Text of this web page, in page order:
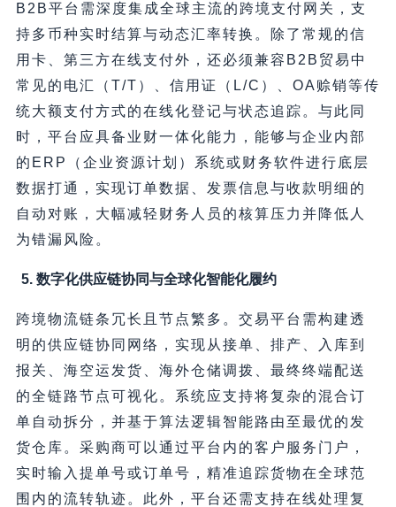
B2B平台需深度集成全球主流的跨境支付网关，支
持多币种实时结算与动态汇率转换。除了常规的信
用卡、第三方在线支付外，还必须兼容B2B贸易中
常见的电汇（T/T）、信用证（L/C）、OA赊销等传
统大额支付方式的在线化登记与状态追踪。与此同
时，平台应具备业财一体化能力，能够与企业内部
的ERP（企业资源计划）系统或财务软件进行底层
数据打通，实现订单数据、发票信息与收款明细的
自动对账，大幅减轻财务人员的核算压力并降低人
为错漏风险。
5. 数字化供应链协同与全球化智能化履约
跨境物流链条冗长且节点繁多。交易平台需构建透
明的供应链协同网络，实现从接单、排产、入库到
报关、海空运发货、海外仓储调拨、最终终端配送
的全链路节点可视化。系统应支持将复杂的混合订
单自动拆分，并基于算法逻辑智能路由至最优的发
货仓库。采购商可以通过平台内的客户服务门户，
实时输入提单号或订单号，精准追踪货物在全球范
围内的流转轨迹。此外，平台还需支持在线处理复